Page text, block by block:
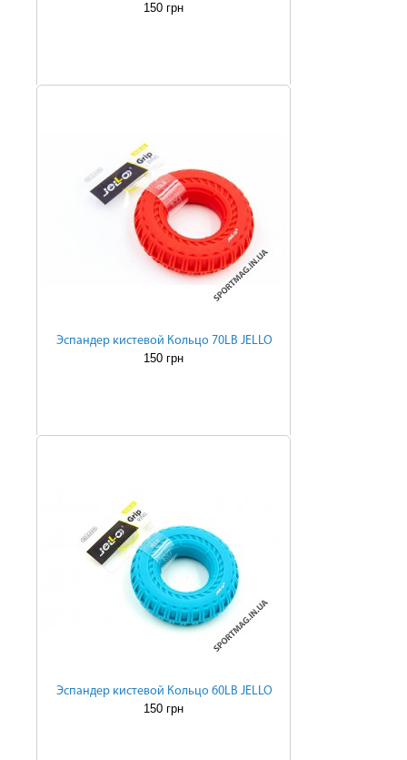
150 грн
Эспандер кистевой Кольцо 70LB JELLO
150 грн
Эспандер кистевой Кольцо 60LB JELLO
150 грн